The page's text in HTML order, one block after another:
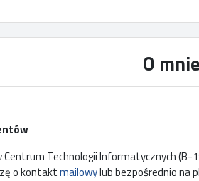
O mnie
Technologii Informatycznych
o kontaktmailowylub bezpośrednio na